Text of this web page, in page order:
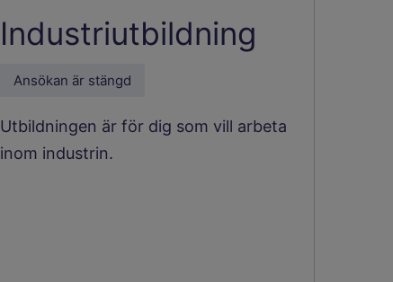
Industriutbildning
Ansökan är stängd
Utbildningen är för dig som vill arbeta
inom industrin.